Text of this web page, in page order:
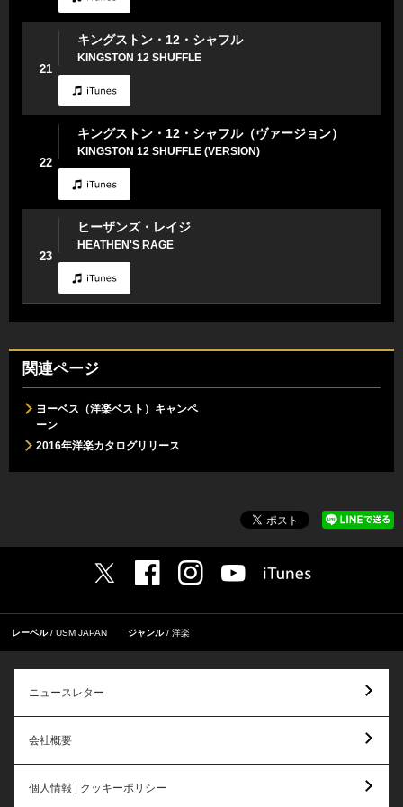
21
キングストン・12・シャフル
KINGSTON 12 SHUFFLE
22
キングストン・12・シャフル（ヴァージョン）
KINGSTON 12 SHUFFLE (VERSION)
23
ヒーザンズ・レイジ
HEATHEN'S RAGE
関連ページ
ヨーベス（洋楽ベスト）キャンペ
ーン
2016年洋楽カタログリリース
レーベル USM JAPAN ジャンル 洋楽
ニュースレター
会社概要
個人情報 | クッキーポリシー